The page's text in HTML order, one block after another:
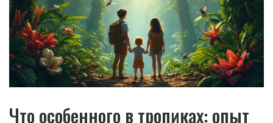
Что особенного в тропиках: опыт